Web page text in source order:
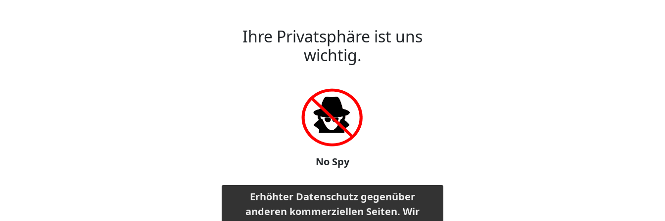
Ihre Privatsphäre ist uns
wichtig.
No Spy
Erhöhter Datenschutz gegenüber
anderen kommerziellen Seiten. Wir